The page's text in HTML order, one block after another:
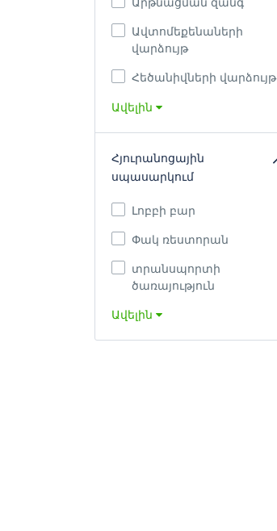
Ավտոմեքենաների
վարձույթ
Հեծանիվների վարձույթ
Ավելին
Հյուրանոցային
սպասարկում
Լոբբի բար
Փակ ռեստորան
տրանսպորտի
ծառայություն
Ավելին